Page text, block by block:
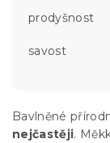
prodyšnost
savost
Bavlněné
nejčastěji.